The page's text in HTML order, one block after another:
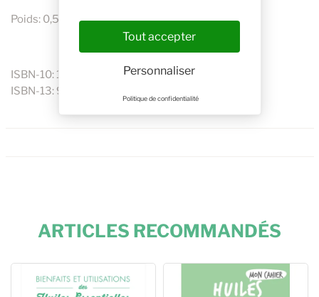
Tout accepter
Personnaliser
Politique de confidentialité
Poids: 0,515 Kg
ISBN-10: 1028529635
ISBN-13: 979-1028529635
ARTICLES RECOMMANDÉS